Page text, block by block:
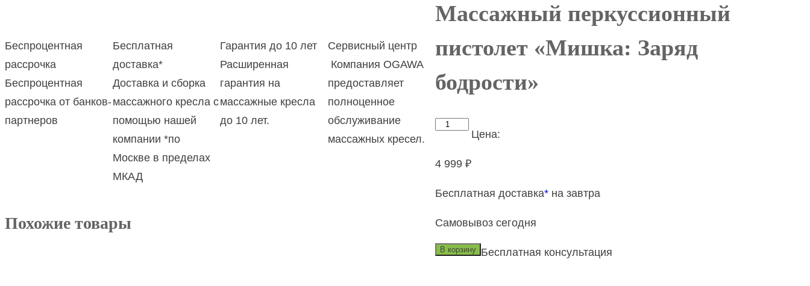
Массажный перкуссионный
пистолет «Мишка: Заряд
бодрости»
Количество
Массажный
пистолет
«Мишка:
бодрости»
Цена:
4 999 ₽
Бесплатная доставка* на завтра
Самовывоз сегодня
В корзину Бесплатная консультация
Беспроцентная
рассрочка
Беспроцентная
рассрочка от банков-
партнеров
Бесплатная
доставка*
Доставка и сборка
массажного кресла с
помощью нашей
компании *по
Москве в пределах
МКАД
Гарантия до 10 лет
Расширенная
гарантия на
массажные кресла
до 10 лет.
Сервисный центр
Компания OGAWA
предоставляет
полноценное
обслуживание
массажных кресел.
Похожие товары